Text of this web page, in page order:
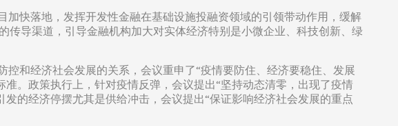
快落地，发挥开发性金融在基础设施投融资领域的引领带动作用，缓解
传导渠道，引导金融机构加大对实体经济特别是小微企业、科技创新、绿
和经济社会发展的关系，会议重申了“疫情要防住、经济要稳住、发展
。政策执行上，针对疫情反弹，会议提出“坚持动态清零，出现了疫情
的经济停摆尤其是供给冲击，会议提出“保证影响经济社会发展的重点